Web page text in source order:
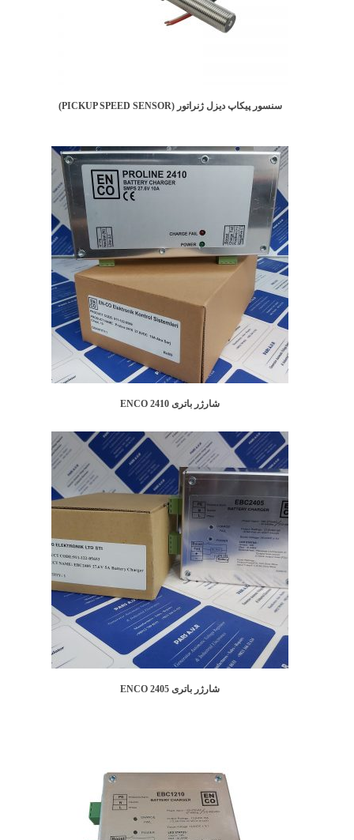
سنسور پیکاپ دیزل ژنراتور (PICKUP SPEED SENSOR)
شارژر باتری ENCO 2410
شارژر باتری ENCO 2405